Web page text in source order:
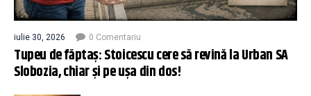
iulie 30, 2026 0 Comentariu
Tupeu de făptaș: Stoicescu cere să revină la Urban SA
Slobozia, chiar și pe ușa din dos!